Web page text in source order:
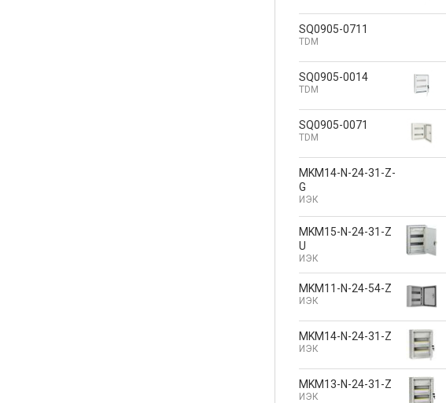
SQ0905-0711
TDM
SQ0905-0014
TDM
SQ0905-0071
TDM
MKM14-N-24-31-Z-
G
ИЭК
MKM15-N-24-31-Z
U
ИЭК
MKM11-N-24-54-Z
ИЭК
MKM14-N-24-31-Z
ИЭК
MKM13-N-24-31-Z
ИЭК